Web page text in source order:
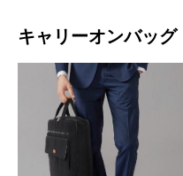
キャリーオンバッグ